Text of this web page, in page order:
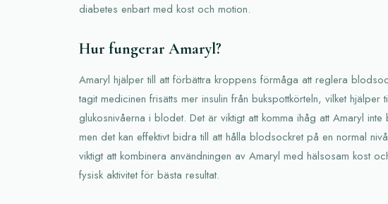
diabetes enbart med kost och motion.
Hur fungerar Amaryl?
Amaryl hjälper till att förbättra kroppens förmåga att reglera
tagit medicinen frisätts mer insulin från bukspottkörteln, vilket hjälper
glukosnivåerna i blodet. Det är viktigt att komma ihåg att Amaryl
men det kan effektivt bidra till att hålla blodsockret på en normal
viktigt att kombinera användningen av Amaryl med hälsosam kost
fysisk aktivitet för bästa resultat.